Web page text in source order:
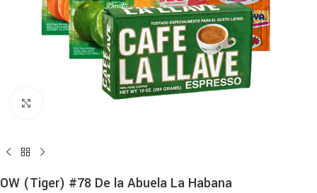
Haga clic para ampliar
OW (Tiger) #78 De la Abuela La Habana